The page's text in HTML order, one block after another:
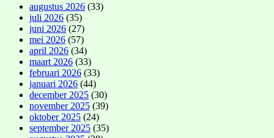
augustus 2026 (33)
juli 2026 (35)
juni 2026 (27)
mei 2026 (57)
april 2026 (34)
maart 2026 (33)
februari 2026 (33)
januari 2026 (44)
december 2025 (30)
november 2025 (39)
oktober 2025 (24)
september 2025 (35)